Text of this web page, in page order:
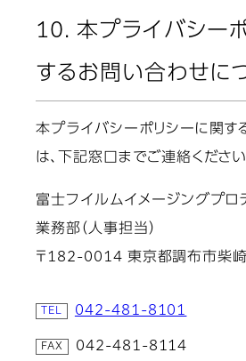
10. 本プライバシー
するお問い合わせに
本プライバシーポリシーに関す
は、下記窓口までご連絡ください
富士フイルムイメージングプ
業務部（人事担当）
〒182-0014 東京都調布市柴
042-481-8101
042-481-8114